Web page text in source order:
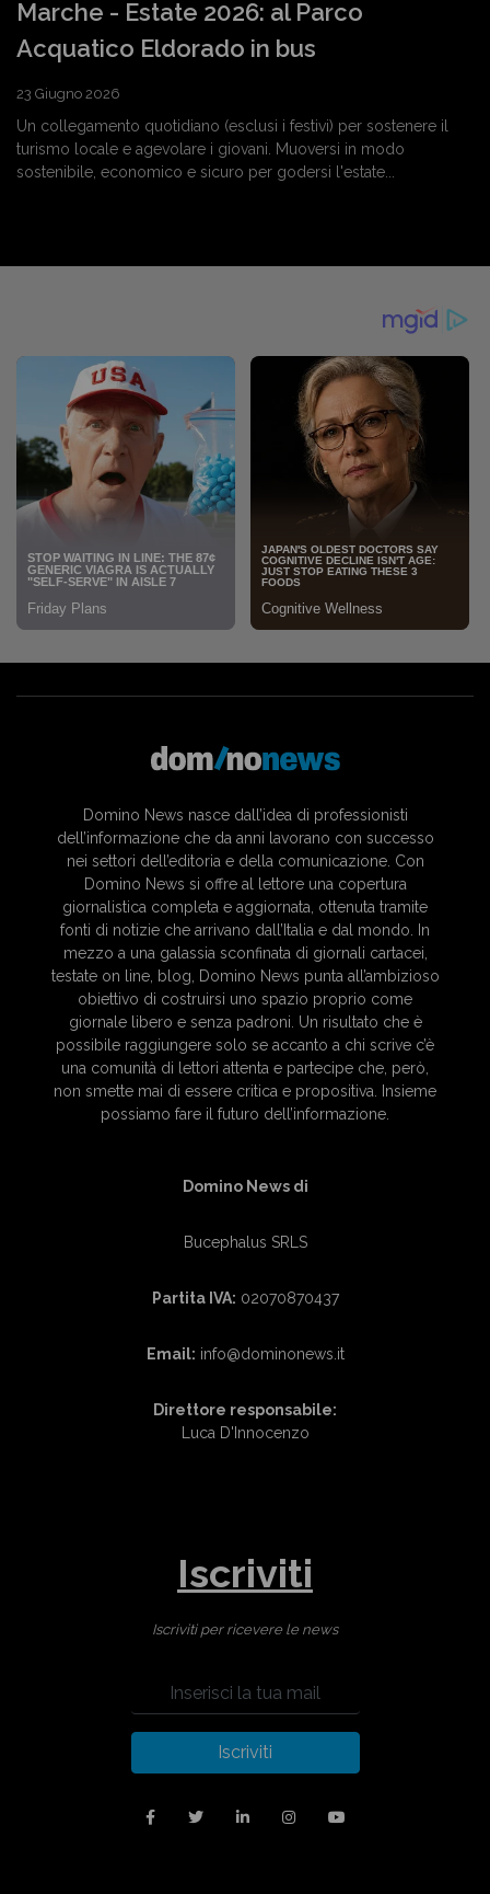
Marche - Estate 2026: al Parco
Acquatico Eldorado in bus
23 Giugno 2026
Un collegamento quotidiano (esclusi i festivi) per sostenere il
turismo locale e agevolare i giovani. Muoversi in modo
sostenibile, economico e sicuro per godersi l'estate...
Domino News nasce dall’idea di professionisti
dell’informazione che da anni lavorano con successo
nei settori dell’editoria e della comunicazione. Con
Domino News si offre al lettore una copertura
giornalistica completa e aggiornata, ottenuta tramite
fonti di notizie che arrivano dall’Italia e dal mondo. In
mezzo a una galassia sconfinata di giornali cartacei,
testate on line, blog, Domino News punta all’ambizioso
obiettivo di costruirsi uno spazio proprio come
giornale libero e senza padroni. Un risultato che è
possibile raggiungere solo se accanto a chi scrive c’è
una comunità di lettori attenta e partecipe che, però,
non smette mai di essere critica e propositiva. Insieme
possiamo fare il futuro dell’informazione.
Domino News di
Bucephalus SRLS
Partita IVA: 02070870437
Email: info@dominonews.it
Direttore responsabile:
Luca D'Innocenzo
Iscriviti
Iscriviti per ricevere le news
Iscriviti